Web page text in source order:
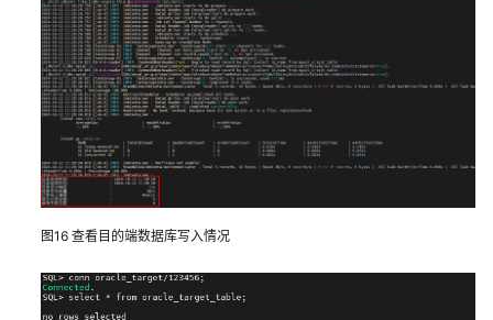
动
驾
驶
平
台
无
服
务
器
志
实
图16 查看目的端数据库写入情况